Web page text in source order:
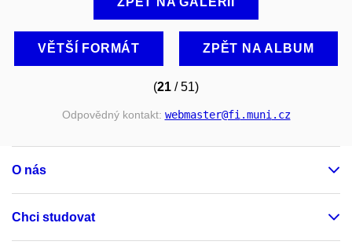
VĚTŠÍ FORMÁT ZPĚT NA ALBUM
(21 / 51)
Odpovědný kontakt: webmaster@fi.muni.cz
O nás
Chci studovat